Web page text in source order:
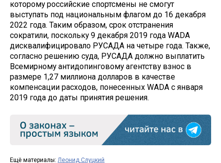
которому российские спортсмены не смогут
выступать под национальным флагом до 16 декабря
2022 года. Таким образом, срок отстранения
сократили, поскольку 9 декабря 2019 года WADA
дисквалифицировало РУСАДА на четыре года. Также,
согласно решению суда, РУСАДА должно выплатить
Всемирному антидопинговому агентству взнос в
размере 1,27 миллиона долларов в качестве
компенсации расходов, понесенных WADA с января
2019 года до даты принятия решения.
Ещё материалы: Леонид Слуцкий